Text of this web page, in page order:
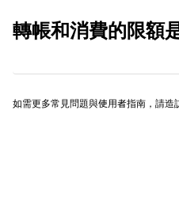
轉帳和消費的限額
如需更多常見問題與使用者指南，請造